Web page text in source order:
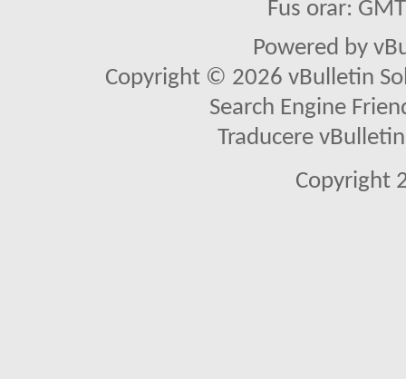
Fus orar:
Powered by
Copyright © 2026 vBulletin
Search Engine
Traducere
Copyright